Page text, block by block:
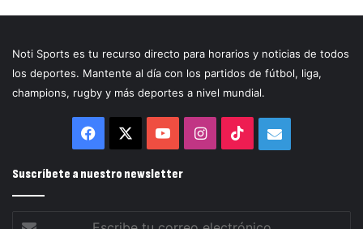
Noti Sports es tu recurso directo para horarios y noticias de todos
los deportes. Mantente al día con los partidos de fútbol, liga,
champions, rugby y más deportes a nivel mundial.
Facebook YouTubeInstagram
TikTok
Suscríbete a nuestro newsletter
Escribe